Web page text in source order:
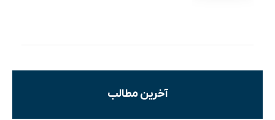
آخرین مطالب